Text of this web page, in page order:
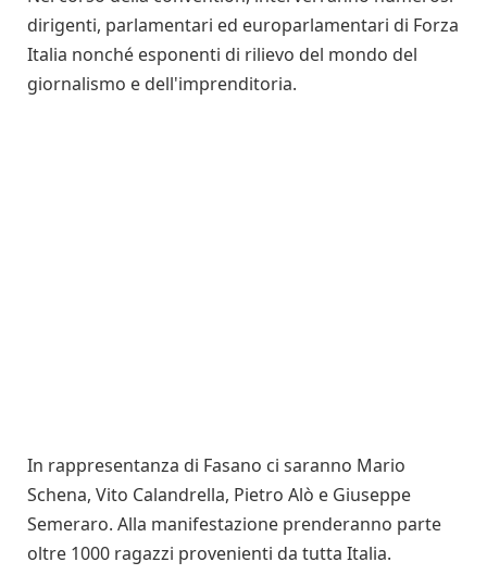
dirigenti, parlamentari ed europarlamentari di Forza
Italia nonché esponenti di rilievo del mondo del
giornalismo e dell'imprenditoria.
In rappresentanza di Fasano ci saranno Mario
Schena, Vito Calandrella, Pietro Alò e Giuseppe
Semeraro. Alla manifestazione prenderanno parte
oltre 1000 ragazzi provenienti da tutta Italia.